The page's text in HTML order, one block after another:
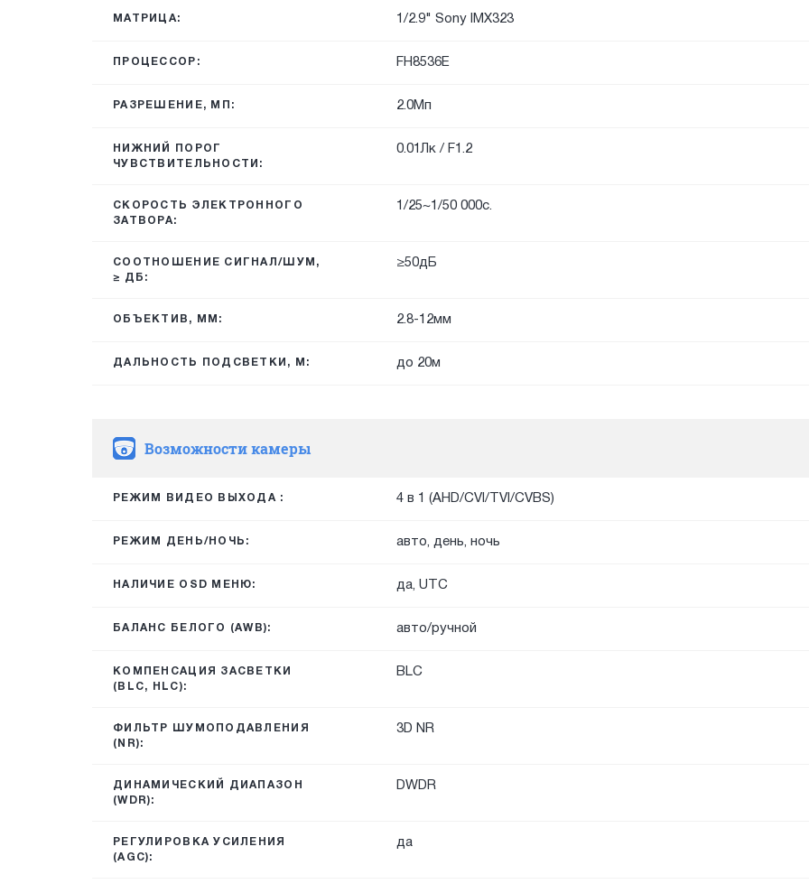
МАТРИЦА: 1/2.9" Sony IMX323
ПРОЦЕССОР: FH8536E
РАЗРЕШЕНИЕ, МП: 2.0Мп
НИЖНИЙ ПОРОГ
ЧУВСТВИТЕЛЬНОСТИ:
0.01Лк / F1.2
СКОРОСТЬ ЭЛЕКТРОННОГО
ЗАТВОРА:
1/25~1/50 000с.
СООТНОШЕНИЕ СИГНАЛ/ШУМ,
≥ ДБ:
≥50дБ
ОБЪЕКТИВ, ММ: 2.8-12мм
ДАЛЬНОСТЬ ПОДСВЕТКИ, М: до 20м
Возможности камеры
РЕЖИМ ВИДЕО ВЫХОДА : 4 в 1 (AHD/CVI/TVI/CVBS)
РЕЖИМ ДЕНЬ/НОЧЬ: авто, день, ночь
НАЛИЧИЕ OSD МЕНЮ: да, UTC
БАЛАНС БЕЛОГО (AWB): авто/ручной
КОМПЕНСАЦИЯ ЗАСВЕТКИ
(BLC, HLC):
BLC
ФИЛЬТР ШУМОПОДАВЛЕНИЯ
(NR):
3D NR
ДИНАМИЧЕСКИЙ ДИАПАЗОН
(WDR):
DWDR
РЕГУЛИРОВКА УСИЛЕНИЯ
(AGC):
да